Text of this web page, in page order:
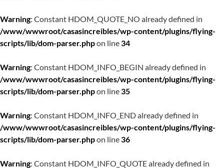
Warning: Constant HDOM_QUOTE_NO already defined in
/www/wwwroot/casasincreibles/wp-content/plugins/flying-
scripts/lib/dom-parser.phpon line34
Warning: Constant HDOM_INFO_BEGIN already defined in
/www/wwwroot/casasincreibles/wp-content/plugins/flying-
scripts/lib/dom-parser.phpon line35
Warning: Constant HDOM_INFO_END already defined in
/www/wwwroot/casasincreibles/wp-content/plugins/flying-
scripts/lib/dom-parser.phpon line36
Warning: Constant HDOM_INFO_QUOTE already defined in